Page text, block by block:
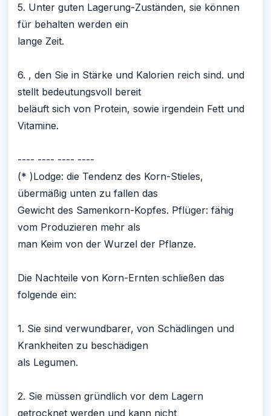
5. Unter guten Lagerung-Zuständen, sie können
für behalten werden ein
lange Zeit.
6. , den Sie in Stärke und Kalorien reich sind. und
stellt bedeutungsvoll bereit
beläuft sich von Protein, sowie irgendein Fett und
Vitamine.
---- ---- ---- ----
(* )Lodge: die Tendenz des Korn-Stieles,
übermäßig unten zu fallen das
Gewicht des Samenkorn-Kopfes. Pflüger: fähig
vom Produzieren mehr als
man Keim von der Wurzel der Pflanze.
Die Nachteile von Korn-Ernten schließen das
folgende ein:
1. Sie sind verwundbarer, von Schädlingen und
Krankheiten zu beschädigen
als Legumen.
2. Sie müssen gründlich vor dem Lagern
getrocknet werden und kann nicht